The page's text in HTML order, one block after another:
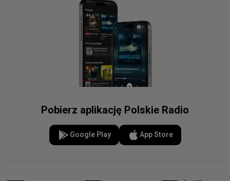
Pobierz aplikację Polskie Radio
Google Play App Store